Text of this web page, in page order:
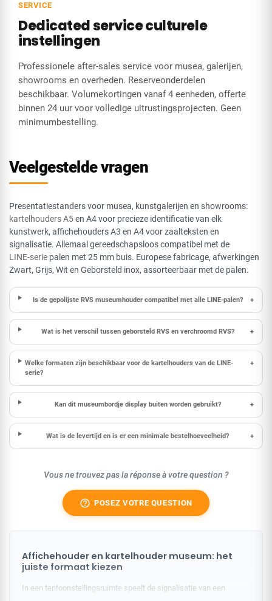
SERVICE
Dedicated service culturele
instellingen
Professionele after-sales service voor musea, galerijen,
showrooms en overheden. Reserveonderdelen
beschikbaar. Volumekortingen vanaf 4 eenheden, offerte
binnen 24 uur voor volledige uitrustingsprojecten. Geen
minimumbestelling.
Veelgestelde vragen
Presentatiestanders voor musea, kunstgalerijen en showrooms:
kartelhouders A5en A4 voor precieze identificatie van elk
kunstwerk, affichehouders A3 en A4 voor zaalteksten en
signalisatie. Allemaal gereedschapsloos compatibel met de
LINE-serie palen met 25 mm buis. Europese fabricage, afwerkingen
Zwart, Grijs, Wit en Geborsteld inox, assorteerbaar met de palen.
Is de gepolijste RVS museumhouder compatibel met alle LINE-palen? +
Wat is het verschil tussen geborsteld RVS en verchroomd RVS? +
Welke formaten zijn beschikbaar voor de kartelhouders van de LINE-
serie?
+
Kan dit museumbordje display buiten worden gebruikt? +
Wat is de levertijd en is er een minimale bestelhoeveelheid? +
Vous ne trouvez pas la réponse à votre question ?
help_outline POSEZ VOTRE QUESTION
Affichehouder en kartelhouder museum: het
juiste formaat kiezen
In een tentoonstellingsruimte speelt de signalisatie van een